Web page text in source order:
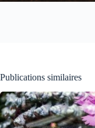
Publications similaires